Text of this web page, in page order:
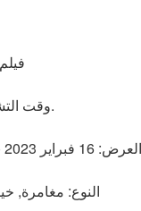
وقت التشغيل: 125 دقيقة.
2023 (الولايات المتحدة)
النوع: مغامرة,